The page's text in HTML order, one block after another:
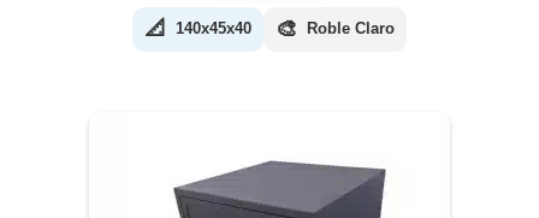
📐 140x45x40 🎨 Roble Claro